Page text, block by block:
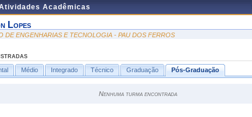
Acadêmicas
Lopes
DE ENGENHARIAS E TECNOLOGIA - PAU DOS FERROS
Médio Integrado Técnico Graduação Pós-Graduação
Nenhuma turma encontrada